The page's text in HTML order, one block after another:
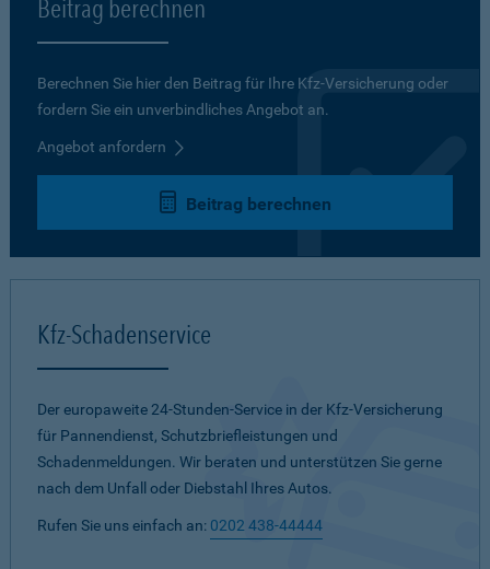
Beitrag berechnen
Berechnen Sie hier den Beitrag für Ihre Kfz-Versicherung oder
fordern Sie ein unverbindliches Angebot an.
Angebot anfordern
Beitrag berechnen
Kfz-Schadenservice
Der europaweite 24-Stunden-Service in der Kfz-Versicherung
für Pannendienst, Schutzbriefleistungen und
Schadenmeldungen. Wir beraten und unterstützen Sie gerne
nach dem Unfall oder Diebstahl Ihres Autos.
Rufen Sie uns einfach an: 0202 438-44444